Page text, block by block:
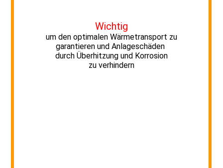
Wichtig
um den optimalen Wärmetransport zu
garantieren und Anlageschäden
durch Überhitzung und Korrosion
zu verhindern